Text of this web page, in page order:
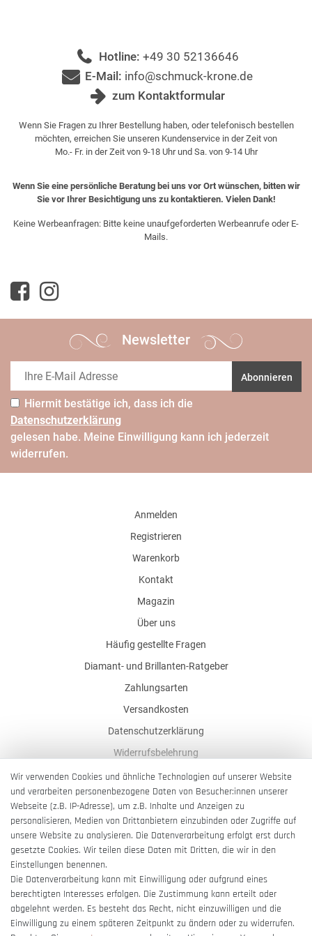
Hotline: +49 30 52136646
E-Mail: info@schmuck-krone.de
zum Kontaktformular
Wenn Sie Fragen zu Ihrer Bestellung haben, oder telefonisch bestellen
möchten, erreichen Sie unseren Kundenservice in der Zeit von
Mo.- Fr. in der Zeit von 9-18 Uhr und Sa. von 9-14 Uhr
Wenn Sie eine persönliche Beratung bei uns vor Ort wünschen, bitten wir
Sie vor Ihrer Besichtigung uns zu kontaktieren. Vielen Dank!
Keine Werbeanfragen: Bitte keine unaufgeforderten Werbeanrufe oder E-
Mails.
Newsletter
Abonnieren
Hiermit bestätige ich, dass ich die
Daten­schutz­erklärung
gelesen habe. Meine Einwilligung kann ich jederzeit
widerrufen.
Anmelden
Registrieren
Warenkorb
Kontakt
Magazin
Über uns
Häufig gestellte Fragen
Diamant- und Brillanten-Ratgeber
Zahlungsarten
Versandkosten
Datenschutzerklärung
Widerrufsbelehrung
AGB
Impressum
Barrierefreiheitserklärung
Vertrag widerrufen
Wir verwenden Cookies und ähnliche Technologien auf unserer Website
und verarbeiten personenbezogene Daten von Besucher:innen unserer
Webseite (z.B. IP-Adresse), um z.B. Inhalte und Anzeigen zu
personalisieren, Medien von Drittanbietern einzubinden oder Zugriffe auf
unsere Website zu analysieren. Die Datenverarbeitung erfolgt erst durch
gesetzte Cookies. Wir teilen diese Daten mit Dritten, die wir in den
Einstellungen benennen.
Die Datenverarbeitung kann mit Einwilligung oder aufgrund eines
berechtigten Interesses erfolgen. Die Zustimmung kann erteilt oder
abgelehnt werden. Es besteht das Recht, nicht einzuwilligen und die
Einwilligung zu einem späteren Zeitpunkt zu ändern oder zu widerrufen.